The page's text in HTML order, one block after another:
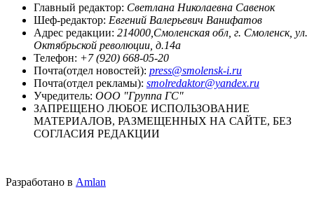
Главный редактор: Светлана Николаевна Савенок
Шеф-редактор: Евгений Валерьевич Ванифатов
Адрес редакции: 214000,Смоленская обл, г. Смоленск, ул.
Октябрьской революции, д.14а
Телефон: +7 (920) 668-05-20
Почта(отдел новостей): press@smolensk-i.ru
Почта(отдел рекламы): smolredaktor@yandex.ru
Учредитель: ООО "Группа ГС"
ЗАПРЕЩЕНО ЛЮБОЕ ИСПОЛЬЗОВАНИЕ
МАТЕРИАЛОВ, РАЗМЕЩЕННЫХ НА САЙТЕ, БЕЗ
СОГЛАСИЯ РЕДАКЦИИ
Разработано в Amlan